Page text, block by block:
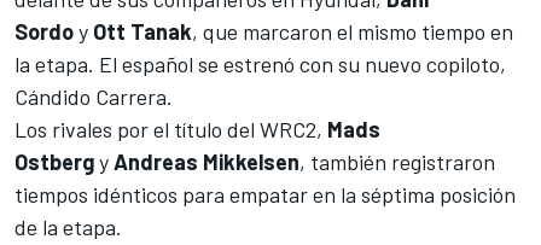
Sordoy Ott Tanak, que marcaron el mismo tiempo en
la etapa. El español se estrenó con su nuevo copiloto,
Cándido Carrera.
Los rivales por el título del WRC2, Mads
OstbergyAndreas Mikkelsen, también registraron
tiempos idénticos para empatar en la séptima posición
de la etapa.